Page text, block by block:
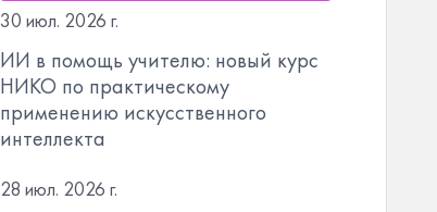
30 июл. 2026 г.
ИИ в помощь учителю: новый курс
НИКО по практическому
применению искусственного
интеллекта
28 июл. 2026 г.